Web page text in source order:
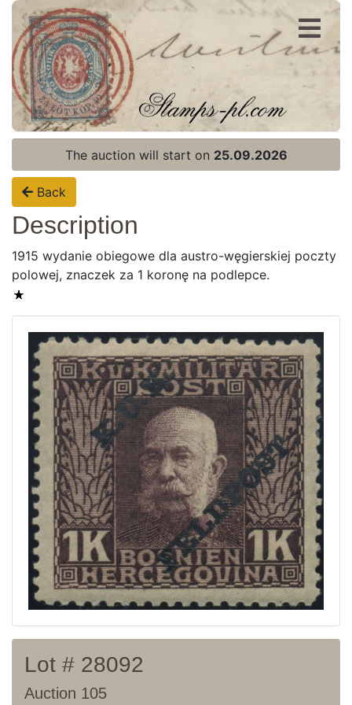
Register
Login
Home page
Current auction
Recent result
Archive
Regulation
Contact
The auction will start on 25.09.2026
Back
Description
1915 wydanie obiegowe dla austro-węgierskiej poczty
polowej, znaczek za 1 koronę na podlepce.
Lot # 28092
Auction 105